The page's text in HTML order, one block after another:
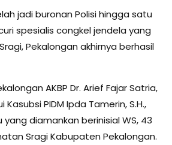
jadi buronan Polisi hingga satu
spesialis congkel jendela yang
Pekalongan akhirnya berhasil
AKBP Dr. Arief Fajar Satria,
Kasubsi PIDM Ipda Tamerin, S.H.,
diamankan berinisial WS, 43
Sragi Kabupaten Pekalongan.